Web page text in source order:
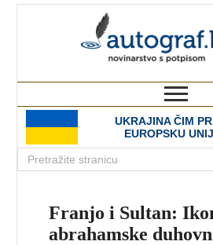
UKRAJINA ČIM
EUROPSKU
Franjo i Sultan:
abrahamske